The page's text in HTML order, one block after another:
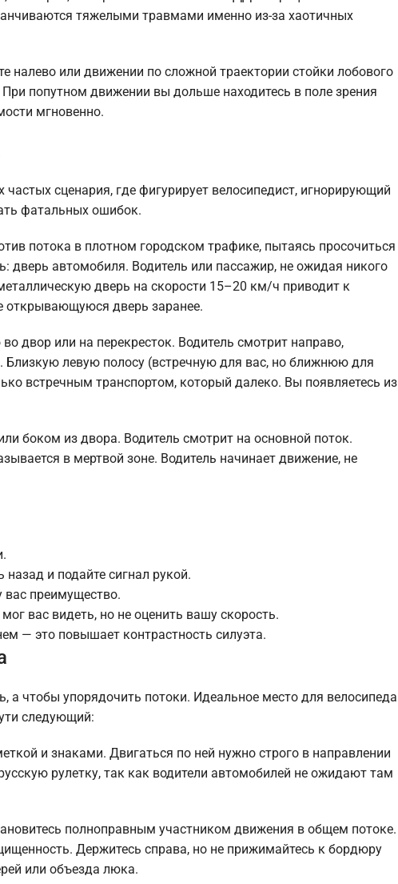
тяжелыми травмами именно из-за хаотичных
налево или движении по сложной траектории стойки лобового
попутном движении вы дольше находитесь в поле зрения
мгновенно.
сценария, где фигурирует велосипедист, игнорирующий
фатальных ошибок.
потока в плотном городском трафике, пытаясь просочиться
автомобиля. Водитель или пассажир, не ожидая никого
дверь на скорости 15–20 км/ч приводит к
дверь заранее.
двор или на перекресток. Водитель смотрит направо,
Близкую левую полосу (встречную для вас, но ближнюю для
встречным транспортом, который далеко. Вы появляетесь из
боком из двора. Водитель смотрит на основной поток.
в мертвой зоне. Водитель начинает движение, не
и подайте сигнал рукой.
вас преимущество.
вас видеть, но не оценить вашу скорость.
— это повышает контрастность силуэта.
чтобы упорядочить потоки. Идеальное место для велосипеда
следующий:
и знаками. Двигаться по ней нужно строго в направлении
рулетку, так как водители автомобилей не ожидают там
полноправным участником движения в общем потоке.
Держитесь справа, но не прижимайтесь к бордюру
или объезда люка.